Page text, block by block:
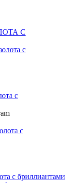
С
с
с бриллиантами